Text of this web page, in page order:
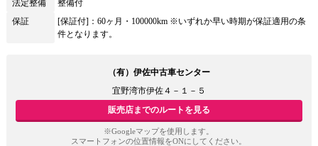
法定整備
整備付
保証
[保証付]：60ヶ月・100000km ※いずれか早い時期が保証適用の条
件となります。
（有）伊佐中古車センター
宜野湾市伊佐４－１－５
販売店までのルートを見る
※Googleマップを使用します。
スマートフォンの位置情報をONにしてください。